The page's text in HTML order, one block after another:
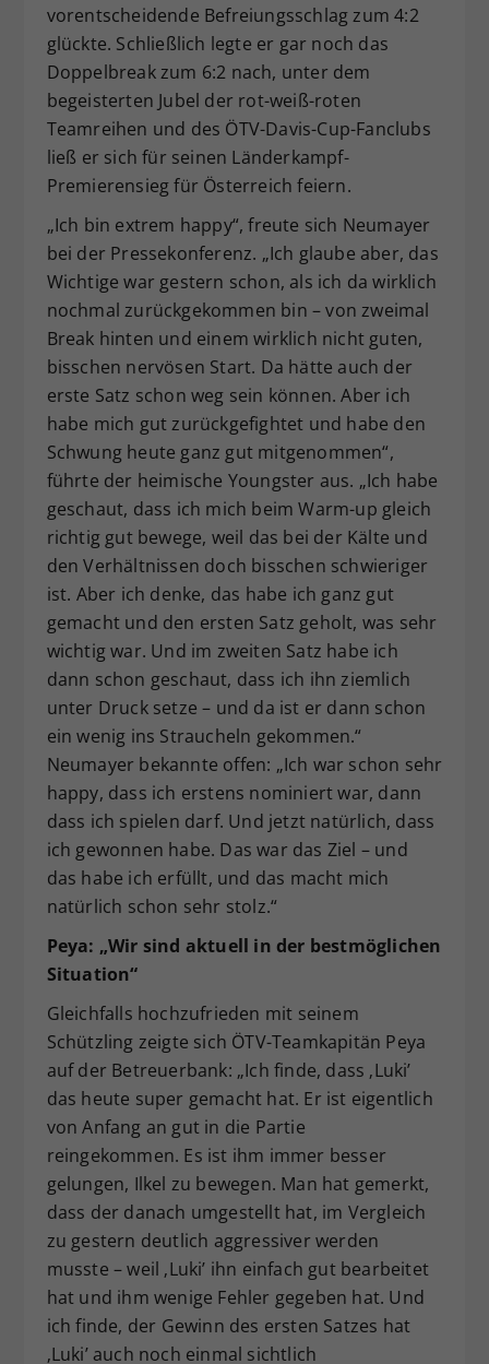
vorentscheidende Befreiungsschlag zum 4:2
glückte. Schließlich legte er gar noch das
Doppelbreak zum 6:2 nach, unter dem
begeisterten Jubel der rot-weiß-roten
Teamreihen und des ÖTV-Davis-Cup-Fanclubs
ließ er sich für seinen Länderkampf-
Premierensieg für Österreich feiern.
„Ich bin extrem happy“, freute sich Neumayer
bei der Pressekonferenz. „Ich glaube aber, das
Wichtige war gestern schon, als ich da wirklich
nochmal zurückgekommen bin – von zweimal
Break hinten und einem wirklich nicht guten,
bisschen nervösen Start. Da hätte auch der
erste Satz schon weg sein können. Aber ich
habe mich gut zurückgefightet und habe den
Schwung heute ganz gut mitgenommen“,
führte der heimische Youngster aus. „Ich habe
geschaut, dass ich mich beim Warm-up gleich
richtig gut bewege, weil das bei der Kälte und
den Verhältnissen doch bisschen schwieriger
ist. Aber ich denke, das habe ich ganz gut
gemacht und den ersten Satz geholt, was sehr
wichtig war. Und im zweiten Satz habe ich
dann schon geschaut, dass ich ihn ziemlich
unter Druck setze – und da ist er dann schon
ein wenig ins Straucheln gekommen.“
Neumayer bekannte offen: „Ich war schon sehr
happy, dass ich erstens nominiert war, dann
dass ich spielen darf. Und jetzt natürlich, dass
ich gewonnen habe. Das war das Ziel – und
das habe ich erfüllt, und das macht mich
natürlich schon sehr stolz.“
Peya: „Wir sind aktuell in der bestmöglichen
Situation“
Gleichfalls hochzufrieden mit seinem
Schützling zeigte sich ÖTV-Teamkapitän Peya
auf der Betreuerbank: „Ich finde, dass ‚Luki’
das heute super gemacht hat. Er ist eigentlich
von Anfang an gut in die Partie
reingekommen. Es ist ihm immer besser
gelungen, Ilkel zu bewegen. Man hat gemerkt,
dass der danach umgestellt hat, im Vergleich
zu gestern deutlich aggressiver werden
musste – weil ‚Luki’ ihn einfach gut bearbeitet
hat und ihm wenige Fehler gegeben hat. Und
ich finde, der Gewinn des ersten Satzes hat
‚Luki’ auch noch einmal sichtlich